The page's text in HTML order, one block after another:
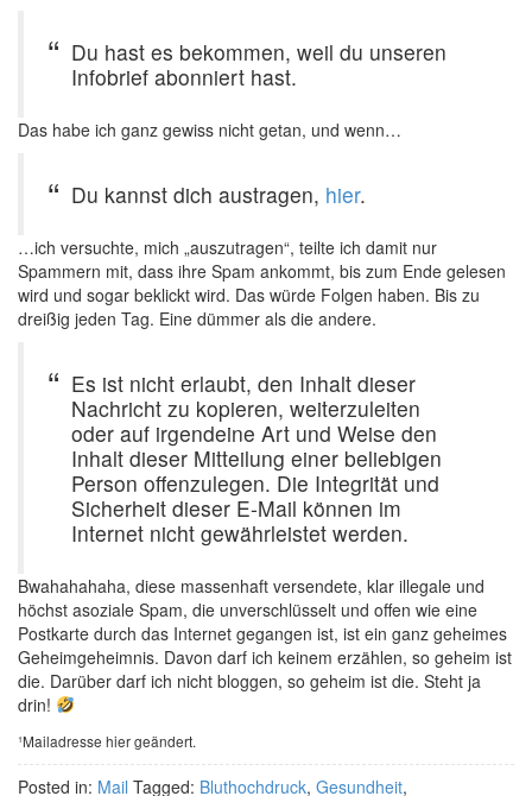
Du hast es bekommen, weil du unseren
Infobrief abonniert hast.
Das habe ich ganz gewiss nicht getan, und wenn…
Du kannst dich austragen, hier.
…ich versuchte, mich „auszutragen“, teilte ich damit nur
Spammern mit, dass ihre Spam ankommt, bis zum Ende gelesen
wird und sogar beklickt wird. Das würde Folgen haben. Bis zu
dreißig jeden Tag. Eine dümmer als die andere.
Es ist nicht erlaubt, den Inhalt dieser
Nachricht zu kopieren, weiterzuleiten
oder auf irgendeine Art und Weise den
Inhalt dieser Mitteilung einer beliebigen
Person offenzulegen. Die Integrität und
Sicherheit dieser E-Mail können im
Internet nicht gewährleistet werden.
Bwahahahaha, diese massenhaft versendete, klar illegale und
höchst asoziale Spam, die unverschlüsselt und offen wie eine
Postkarte durch das Internet gegangen ist, ist ein ganz geheimes
Geheimgeheimnis. Davon darf ich keinem erzählen, so geheim ist
die. Darüber darf ich nicht bloggen, so geheim ist die. Steht ja
drin!
¹Mailadresse hier geändert.
Posted in: Mail Tagged: Bluthochdruck, Gesundheit,